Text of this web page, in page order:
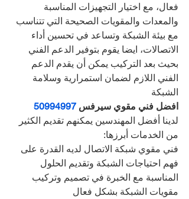
فعال، مع اختيار التجهيزات المناسبة
والمعدات والمقويات الصحيحة التي تتناسب
مع بيئة الشبكة وتساعد في تحسين أداء
الاتصالات، ايضا يقوم بتوفير الدعم الفني
بحيث بعد التركيب يمكن أن يقدم الدعم
الفني اللازم لضمان استمرارية وسلامة
الشبكة
افضل فني مقوي سيرفس 50994997
لدينا أفضل المهندسين يمكنهم تقديم الكثير
من الخدمات أبرزها:
فني مقوي شبكة الاتصال لديه القدرة على
فهم احتياجات الشبكة وتقديم الحلول
المناسبة مع الخبرة في تصميم وتركيب
مقويات الشبكة بشكل فعال